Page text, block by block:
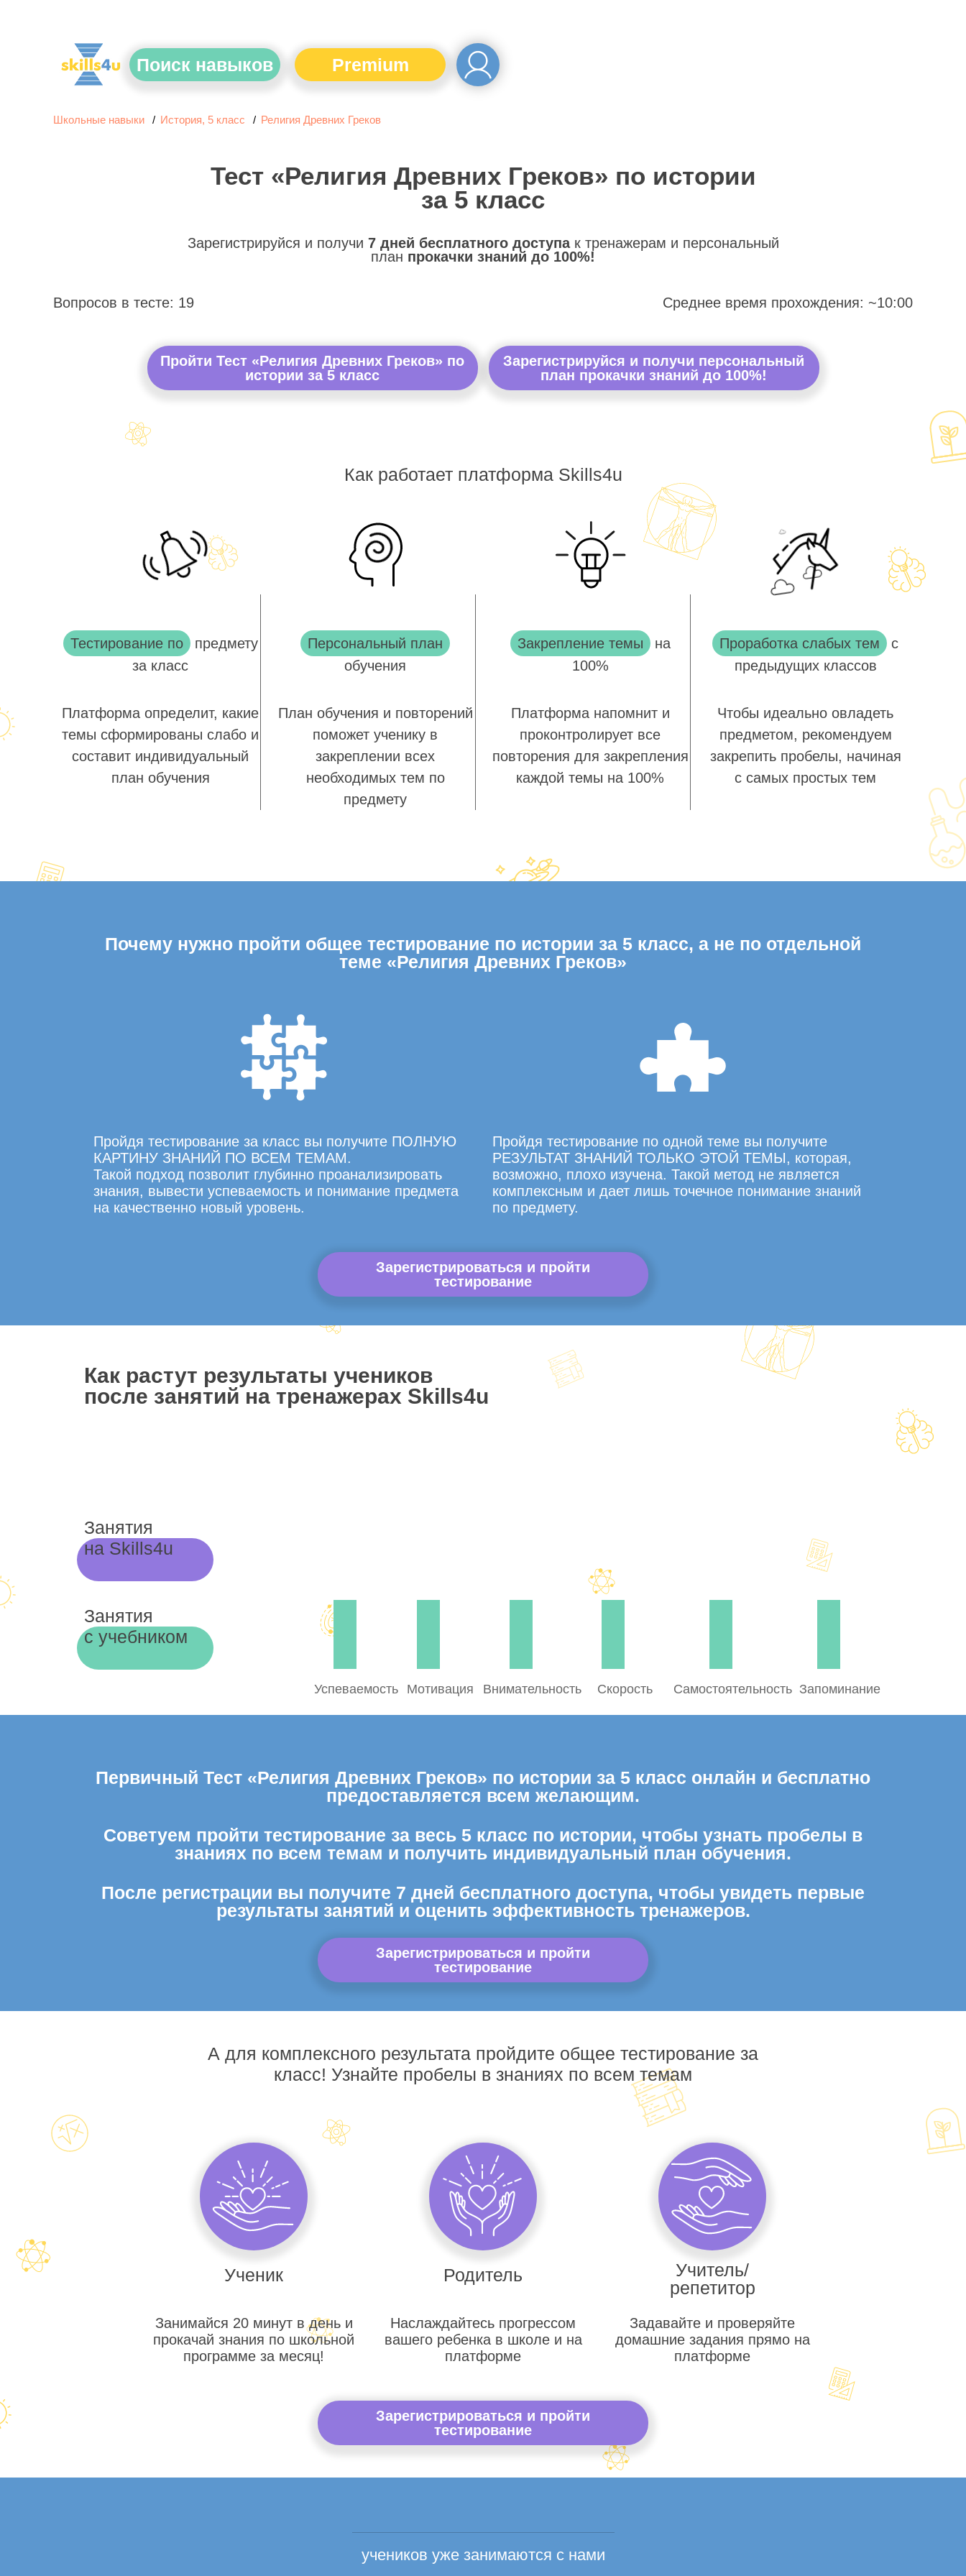
Поиск навыков Premium
Школьные навыки История, 5 класс Религия Древних Греков
Тест «Религия Древних Греков» по истории
за 5 класс
Зарегистрируйся и получи 7 дней бесплатного доступак тренажерам и персональный
план прокачки знаний до 100%!
Вопросов в тесте: 19 Среднее время прохождения: ~10:00
Пройти Тест «Религия Древних Греков» по
истории за 5 класс
Зарегистрируйся и получи персональный
план прокачки знаний до 100%!
Как работает платформа Skills4u
Тестирование по предмету
за класс
Платформа определит, какие
темы сформированы слабо и
составит индивидуальный
план обучения
Персональный план
обучения
План обучения и повторений
поможет ученику в
закреплении всех
необходимых тем по
предмету
Закрепление темы на
100%
Платформа напомнит и
проконтролирует все
повторения для закрепления
каждой темы на 100%
Проработка слабых тем
с
предыдущих классов
Чтобы идеально овладеть
предметом, рекомендуем
закрепить пробелы, начиная
с самых простых тем
Почему нужно пройти общее тестирование по истории за 5 класс, а не по отдельной
теме «Религия Древних Греков»
Пройдя тестирование за класс вы получите ПОЛНУЮ
КАРТИНУ ЗНАНИЙ ПО ВСЕМ ТЕМАМ.
Такой подход позволит глубинно проанализировать
знания, вывести успеваемость и понимание предмета
на качественно новый уровень.
Пройдя тестирование по одной теме вы получите
РЕЗУЛЬТАТ ЗНАНИЙ ТОЛЬКО ЭТОЙ ТЕМЫ, которая,
возможно, плохо изучена. Такой метод не является
комплексным и дает лишь точечное понимание знаний
по предмету.
Зарегистрироваться и пройти
тестирование
Как растут результаты учеников
после занятий на тренажерах Skills4u
Занятия
на Skills4u
Занятия
с учебником
Успеваемость Мотивация Внимательность Скорость Самостоятельность Запоминание
Первичный Тест «Религия Древних Греков» по истории за 5 класс онлайн и бесплатно
предоставляется всем желающим.
Советуем пройти тестирование за весь 5 класс по истории, чтобы узнать пробелы в
знаниях по всем темам и получить индивидуальный план обучения.
После регистрации вы получите 7 дней бесплатного доступа, чтобы увидеть первые
результаты занятий и оценить эффективность тренажеров.
Зарегистрироваться и пройти
тестирование
А для комплексного результата пройдите общее тестирование за
класс! Узнайте пробелы в знаниях по всем темам
Ученик
Занимайся 20 минут в день и
прокачай знания по школьной
программе за месяц!
Родитель
Наслаждайтесь прогрессом
вашего ребенка в школе и на
платформе
Учитель/
репетитор
Задавайте и проверяйте
домашние задания прямо на
платформе
Зарегистрироваться и пройти
тестирование
учеников уже занимаются с нами